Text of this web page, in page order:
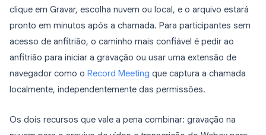
clique em Gravar, escolha nuvem ou local, e o arquivo estará
pronto em minutos após a chamada. Para participantes sem
acesso de anfitrião, o caminho mais confiável é pedir ao
anfitrião para iniciar a gravação ou usar uma extensão de
navegador como o Record Meeting que captura a chamada
localmente, independentemente das permissões.
Os dois recursos que vale a pena combinar: gravação na